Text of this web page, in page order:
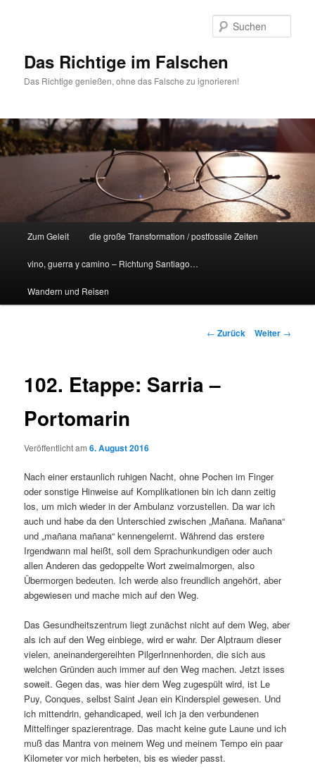
Das Richtige im Falschen
Das Richtige genießen, ohne das Falsche zu ignorieren!
Zum Geleit die große Transformation / postfossile Zeiten
vino, guerra y camino – Richtung Santiago…
Wandern und Reisen
Beitrags-
← Zurück Weiter →
102. Etappe: Sarria –
Portomarin
Veröffentlicht am6. August 2016
Nach einer erstaunlich ruhigen Nacht, ohne Pochen im Finger
oder sonstige Hinweise auf Komplikationen bin ich dann zeitig
los, um mich wieder in der Ambulanz vorzustellen. Da war ich
auch und habe da den Unterschied zwischen „Mañana. Mañana“
und „mañana mañana“ kennengelernt. Während das erstere
Irgendwann mal heißt, soll dem Sprachunkundigen oder auch
allen Anderen das gedoppelte Wort zweimalmorgen, also
Übermorgen bedeuten. Ich werde also freundlich angehört, aber
abgewiesen und mache mich auf den Weg.
Das Gesundheitszentrum liegt zunächst nicht auf dem Weg, aber
als ich auf den Weg einbiege, wird er wahr. Der Alptraum dieser
vielen, aneinandergereihten PilgerInnenhorden, die sich aus
welchen Gründen auch immer auf den Weg machen. Jetzt isses
soweit. Gegen das, was hier dem Weg zugespült wird, ist Le
Puy, Conques, selbst Saint Jean ein Kinderspiel gewesen. Und
ich mittendrin, gehandicaped, weil ich ja den verbundenen
Mittelfinger spazierentrage. Das macht keine gute Laune und ich
muß das Mantra von meinem Weg und meinem Tempo ein paar
Kilometer vor mich herbeten, bis es wieder passt.